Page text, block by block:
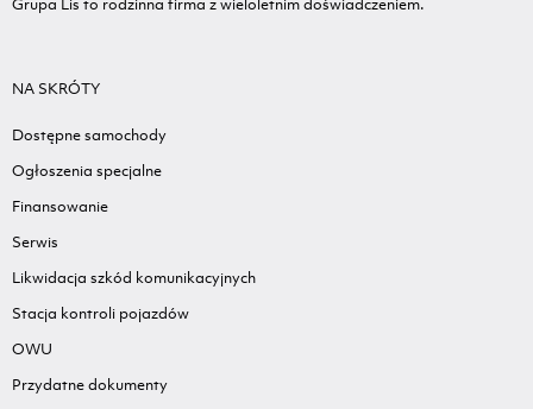
Grupa Lis to rodzinna firma z wieloletnim doświadczeniem.
NA SKRÓTY
Dostępne samochody
Ogłoszenia specjalne
Finansowanie
Serwis
Likwidacja szkód komunikacyjnych
Stacja kontroli pojazdów
OWU
Przydatne dokumenty